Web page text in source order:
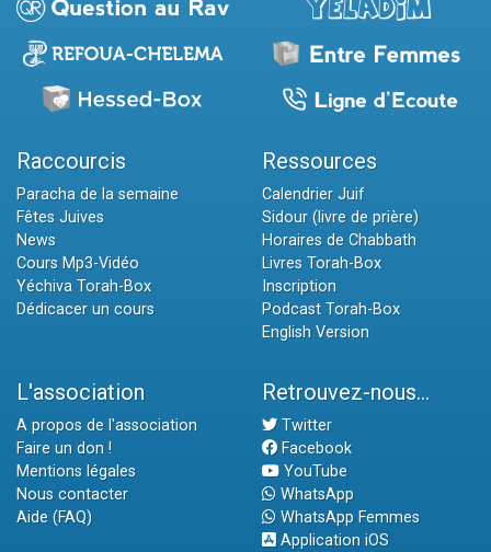
Raccourcis
Paracha de la semaine
Fêtes Juives
News
Cours Mp3-Vidéo
Yéchiva Torah-Box
Dédicacer un cours
Ressources
Calendrier Juif
Sidour (livre de prière)
Horaires de Chabbath
Livres Torah-Box
Inscription
Podcast Torah-Box
English Version
L'association
A propos de l'association
Faire un don !
Mentions légales
Nous contacter
Aide (FAQ)
Retrouvez-nous...
Twitter
Facebook
YouTube
WhatsApp
WhatsApp Femmes
Application iOS